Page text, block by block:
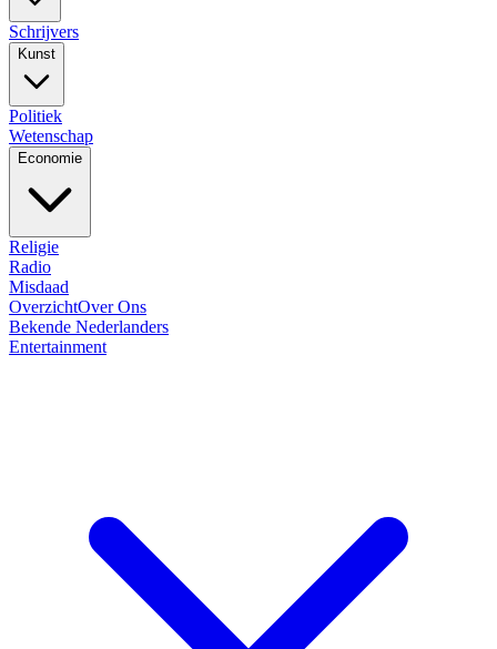
Schrijvers
Kunst
Politiek
Wetenschap
Economie
Religie
Radio
Misdaad
OverzichtOver Ons
Bekende Nederlanders
Entertainment